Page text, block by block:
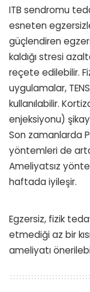
ITB sendromu
esneten
güçlendiren
kaldığı stresi
reçete edilebilir.
uygulamalar,
kullanılabilir.
enjeksiyonu)
Son zamanlarda
yöntemleri de
Ameliyatsız
haftada iyileşir.
Egzersiz, fizik
etmediği az bir
ameliyatı